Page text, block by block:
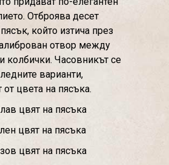
Отброява десет
който изтича през
отвор между
колбички. Часовникът се
варианти,
цвета на пясъка.
цвят на пясъка
цвят на пясъка
цвят на пясъка